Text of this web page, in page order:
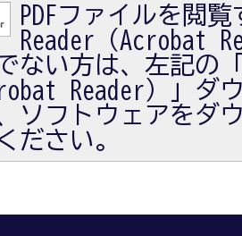
PDFファイルを閲
Reader（Acrobat
ない方は、左記の
Reader）」ダ
ソフトウェアをダ
ださい。